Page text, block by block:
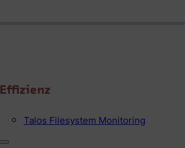
Effizienz
Talos Filesystem Monitoring